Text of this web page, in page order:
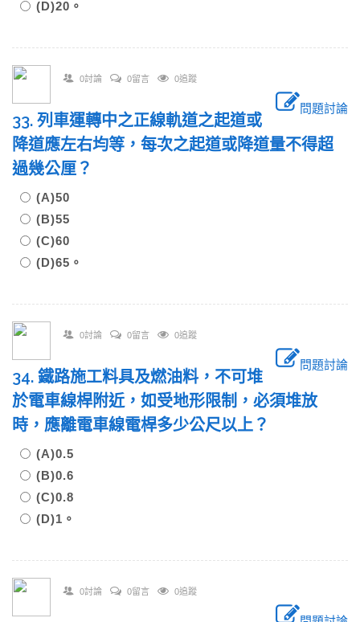
(D)20。
0討論 0留言 0追蹤
問題討論
33. 列車運轉中之正線軌道之起道或
降道應左右均等，每次之起道或降道量不得超
過幾公厘？
(A)50
(B)55
(C)60
(D)65。
0討論 0留言 0追蹤
問題討論
34. 鐵路施工料具及燃油料，不可堆
於電車線桿附近，如受地形限制，必須堆放
時，應離電車線電桿多少公尺以上？
(A)0.5
(B)0.6
(C)0.8
(D)1。
0討論 0留言 0追蹤